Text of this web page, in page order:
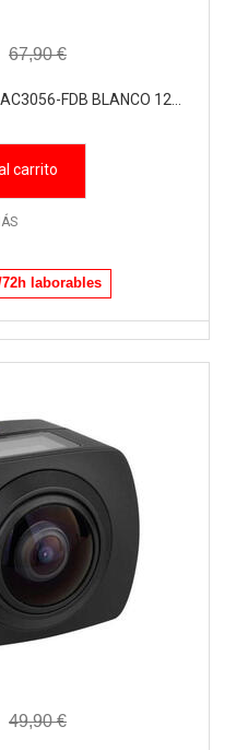
67,90 €
FDB BLANCO 12...
carrito
laborables
49,90 €